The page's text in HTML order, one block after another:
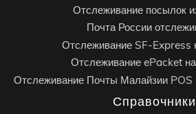
Отслеживание посылок
Почта России
Отслеживание SF-Express
Отслеживание ePacket
Отслеживание Почты Малайзии POS
Справочники